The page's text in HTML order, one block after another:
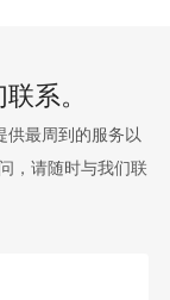
系。
供最周到的服务以
，请随时与我们联